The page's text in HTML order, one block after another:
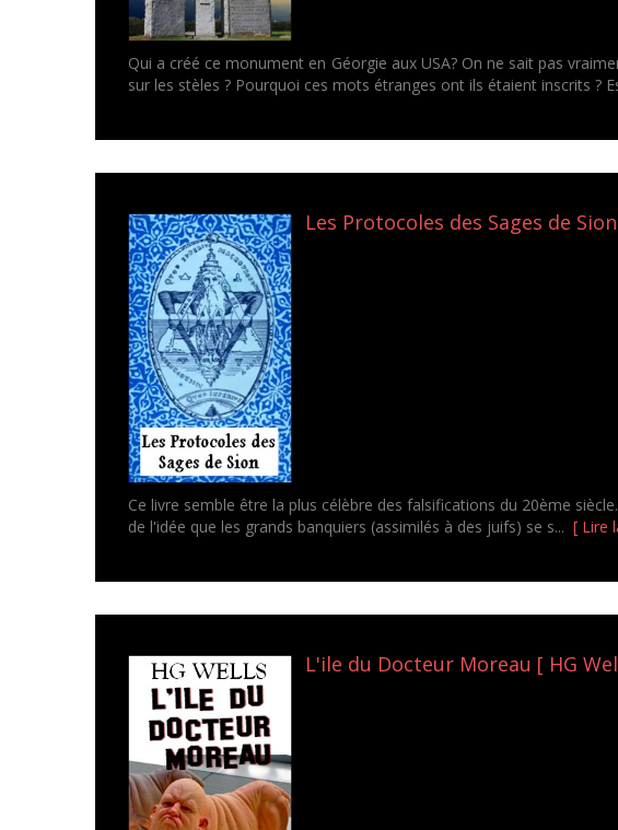
Qui a créé ce monument en Géorgie aux USA? On ne sait pas
sur les stèles ? Pourquoi ces mots étranges ont ils étaient inscrits ?
Les Protocoles des Sages de
Ce livre semble être la plus célèbre des falsifications du 20ème
de l'idée que les grands banquiers (assimilés à des juifs) se s... [ Lire
L'ile du Docteur Moreau [ HG